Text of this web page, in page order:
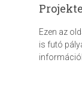
Ezen az
is futó